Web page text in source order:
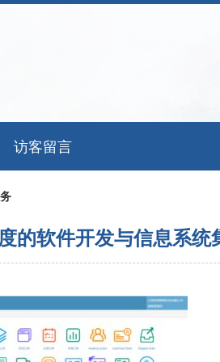
访客留言
的软件开发与信息系统